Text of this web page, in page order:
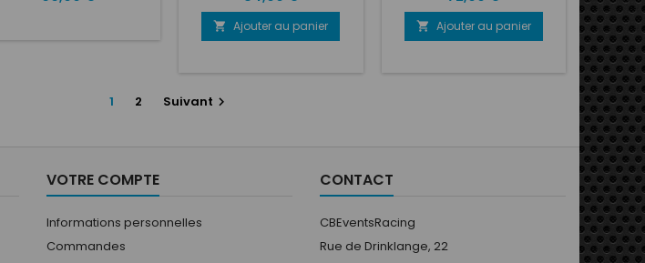
 Ajouter au panier  Ajouter au panier
1 2 Suivant 
VOTRE COMPTE
Informations personnelles
Commandes
CONTACT
CBEventsRacing
Rue de Drinklange, 22